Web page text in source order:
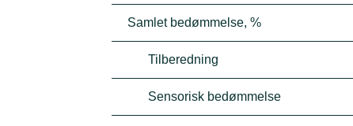
Samlet bedømmelse, %
Tilberedning
Sensorisk bedømmelse